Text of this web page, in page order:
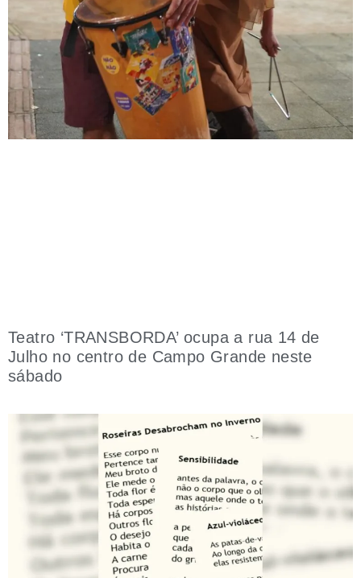
Teatro ‘TRANSBORDA’ ocupa a rua 14 de
Julho no centro de Campo Grande neste
sábado